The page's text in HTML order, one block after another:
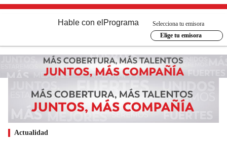
Hable con el Programa
Selecciona tu emisora
Elige tu emisora
Actualidad